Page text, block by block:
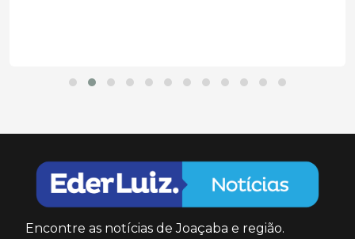
Encontre as notícias de Joaçaba e região.